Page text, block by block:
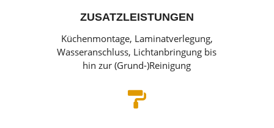
ZUSATZLEISTUNGEN
Küchenmontage, Laminatverlegung,
Wasseranschluss, Lichtanbringung bis
hin zur (Grund-)Reinigung
